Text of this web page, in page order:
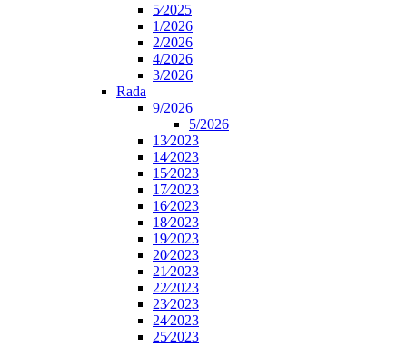
5⁄2025
1/2026
2/2026
4/2026
3/2026
Rada
9/2026
5/2026
13⁄2023
14⁄2023
15⁄2023
17⁄2023
16⁄2023
18⁄2023
19⁄2023
20⁄2023
21⁄2023
22⁄2023
23⁄2023
24⁄2023
25⁄2023